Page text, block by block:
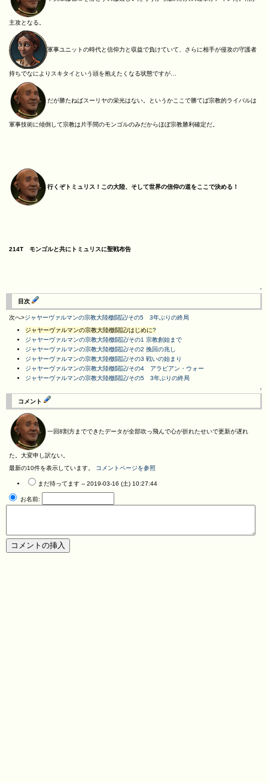
主攻となる。
軍事ユニットの時代と信仰力と収益で負けていて、さらに相手が侵攻の守護者
持ちでなによりスキタイという頭を抱えたくなる状態ですが…
だが勝たねばスーリヤの栄光はない。というかここで勝てば宗教的ライバルは
軍事技術に傾倒して宗教は片手間のモンゴルのみだからほぼ宗教勝利確定だ。
行くぞトミュリス！この大陸、そして世界の信仰の道をここで決める！
214T モンゴルと共にトミュリスに聖戦布告
↑
目次
次へ>ジャヤーヴァルマンの宗教大陸檄闘記/その5 3年ぶりの終局
ジャヤーヴァルマンの宗教大陸檄闘記/はじめに?
ジャヤーヴァルマンの宗教大陸檄闘記/その1 宗教創始まで
ジャヤーヴァルマンの宗教大陸檄闘記/その2 挽回の兆し
ジャヤーヴァルマンの宗教大陸檄闘記/その3 戦いの始まり
ジャヤーヴァルマンの宗教大陸檄闘記/その4 アラビアン・ウォー
ジャヤーヴァルマンの宗教大陸檄闘記/その5 3年ぶりの終局
↑
コメント
一回8割方までできたデータが全部吹っ飛んで心が折れたせいで更新が遅れ
た。大変申し訳ない。
最新の10件を表示しています。 コメントページを参照
まだ待ってます -- 2019-03-16 (土) 10:27:44
お名前: